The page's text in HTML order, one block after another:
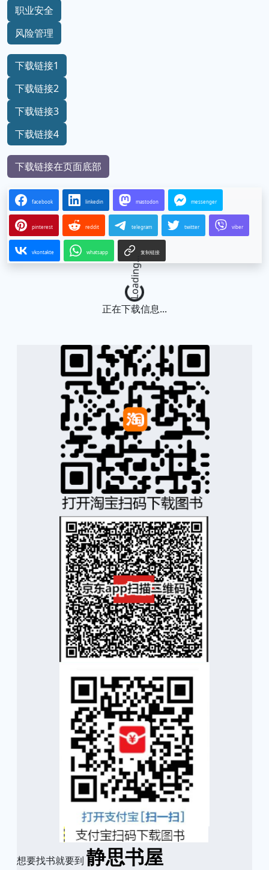
职业安全
风险管理
下载链接1
下载链接2
下载链接3
下载链接4
下载链接在页面底部
facebook linkedin mastodon messenger
pinterest reddit telegram twitter viber
vkontakte whatsapp 复制链接
Loading...
正在下载信息...
想要找书就要到 静思书屋